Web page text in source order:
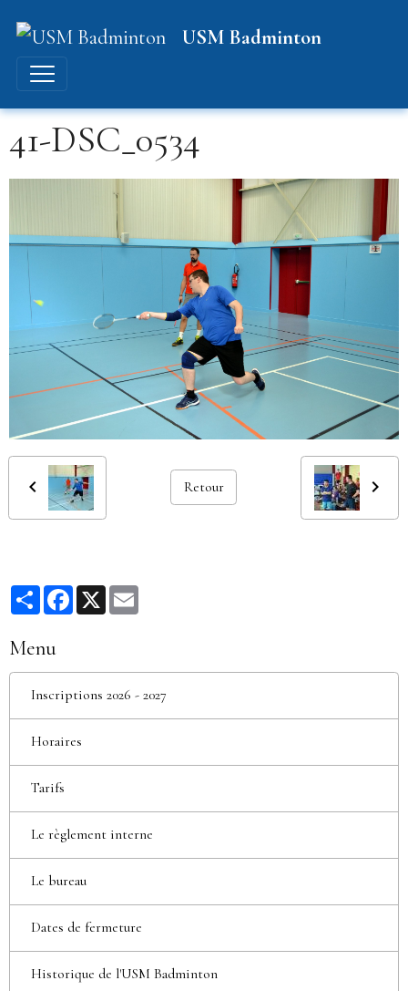
USM Badminton
41-DSC_0534
Retour
PartagerFacebook
X
Menu
Inscriptions 2026 - 2027
Horaires
Tarifs
Le règlement interne
Le bureau
Dates de fermeture
Historique de l'USM Badminton